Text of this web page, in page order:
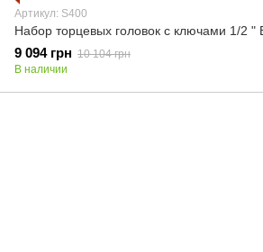
Артикул: S400
Набор торцевых головок с ключами 1/2 "
9 094 грн 10 104 грн
В наличии